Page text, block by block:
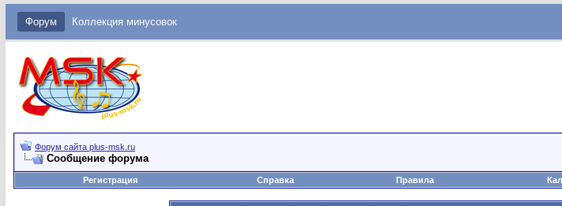
Форум Коллекция минусовок
Форум сайта plus-msk.ru
Сообщение форума
Регистрация
Справка Правила